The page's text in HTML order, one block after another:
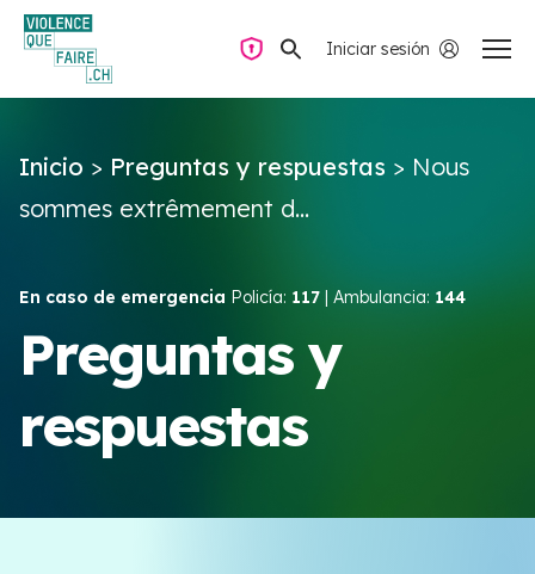
Iniciar sesión
Preguntas y respuestas
Violencia de pareja
Recursos y campañas
Navegación privada
Inicio > Preguntas y respuestas > Nous
sommes extrêmement d...
En caso de emergencia Policía: 117 | Ambulancia: 144
Preguntas y
respuestas